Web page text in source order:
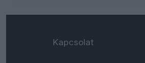
Kapcsolat